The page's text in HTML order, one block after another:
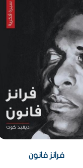
فرانز فانون